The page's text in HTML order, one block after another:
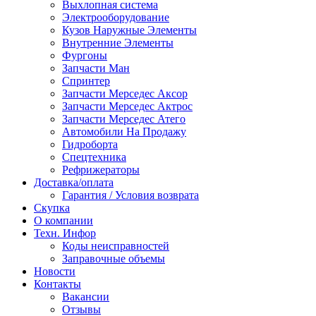
Выхлопная система
Электрооборудование
Кузов Наружные Элементы
Внутренние Элементы
Фургоны
Запчасти Ман
Спринтер
Запчасти Мерседес Аксор
Запчасти Мерседес Актрос
Запчасти Мерседес Атего
Автомобили На Продажу
Гидроборта
Спецтехника
Рефрижераторы
Доставка/оплата
Гарантия / Условия возврата
Скупка
О компании
Техн. Инфор
Коды неисправностей
Заправочные объемы
Новости
Контакты
Вакансии
Отзывы